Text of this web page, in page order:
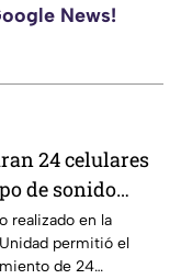
News!
24 celulares
de sonido
cateo en
capital
realizado en la
permitió el
de 24